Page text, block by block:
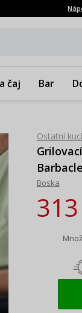
čaj Bar
Ostatní
Boska